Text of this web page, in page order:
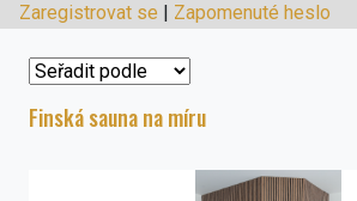
Zaregistrovat se | Zapomenuté heslo
Finská sauna na míru